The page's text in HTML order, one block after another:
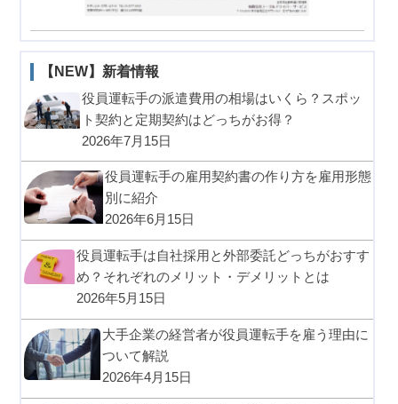
【NEW】新着情報
役員運転手の派遣費用の相場はいくら？スポッ
ト契約と定期契約はどっちがお得？
2026年7月15日
役員運転手の雇用契約書の作り方を雇用形態
別に紹介
2026年6月15日
役員運転手は自社採用と外部委託どっちがおすす
め？それぞれのメリット・デメリットとは
2026年5月15日
大手企業の経営者が役員運転手を雇う理由に
ついて解説
2026年4月15日